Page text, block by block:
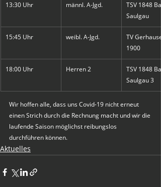
13:30 Uhr männl. A-Jgd.
TSV 1848
Saulgau
15:45 Uhr weibl. A-Jgd.
TV
1900
18:00 Uhr Herren 2
TSV 1848
Saulgau 3
Wir hoffen alle, dass uns Covid-19 nicht erneut
einen Strich durch die Rechnung macht und wir die
laufende Saison möglichst reibungslos
durchführen können.
Aktuelles